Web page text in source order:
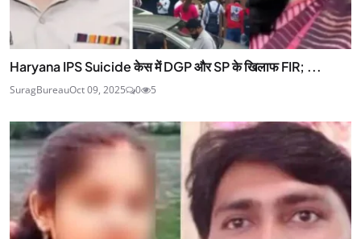
Haryana IPS Suicide केस में DGP और SP के खिलाफ FIR; ...
SuragBureauOct 09, 2025 0 5